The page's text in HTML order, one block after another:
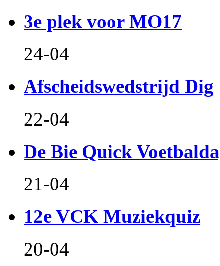
3e plek voor MO17
24-04
Afscheidswedstrijd Dig
22-04
De Bie Quick
21-04
12e VCK Muziekquiz
20-04